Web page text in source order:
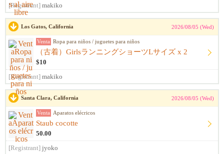
[Registrant] makiko
Los Gatos, California 2026/08/05 (Wed)
Venta Ropa para niños / juguetes para niños
（古着）GirlsランニングショーツLサイズ x 2
$10
[Registrant] makiko
Santa Clara, California 2026/08/05 (Wed)
Venta Aparatos elécricos
Staub cocotte
50.00
[Registrant] jyoko